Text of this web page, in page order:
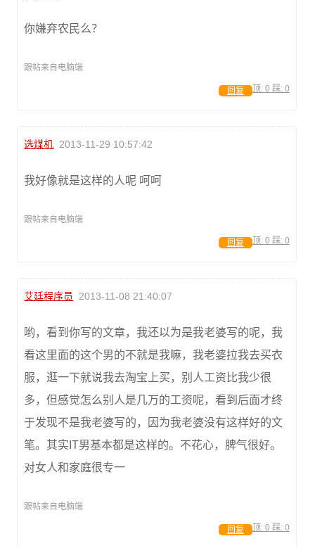
你嫌弃农民么？
跟帖来自电脑端
顶: 0 踩: 0
回复
选煤机 2013-11-29 10:57:42
我好像就是这样的人呢 呵呵
跟帖来自电脑端
顶: 0 踩: 0
回复
艾廷程序员 2013-11-08 21:40:07
哟，看到你写的文章，我还以为是我老婆写的呢，我
看这里面的这个男的不就是我嘛，我老婆拉我去买衣
服，逛一下就说我去淘宝上买，别人工资比我少很
多，但感觉怎么别人是几万的工资呢，看到后面才终
于发现不是我老婆写的，因为我老婆没有这样好的文
笔。其实IT男基本都是这样的。不花心，脾气很好。
对女人和家庭很专一
跟帖来自电脑端
顶: 0 踩: 0
回复